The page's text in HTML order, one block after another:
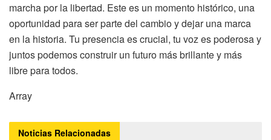
marcha por la libertad. Este es un momento histórico, una
oportunidad para ser parte del cambio y dejar una marca
en la historia. Tu presencia es crucial, tu voz es poderosa y
juntos podemos construir un futuro más brillante y más
libre para todos.
Array
Noticias Relacionadas